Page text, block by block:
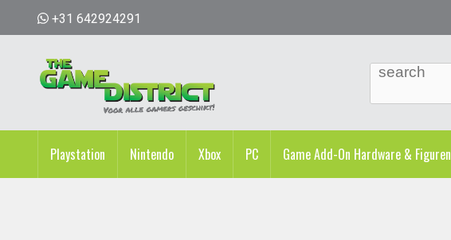
+31 642924291
Playstation Nintendo Xbox PC Game Add-On Hardware & Figuren